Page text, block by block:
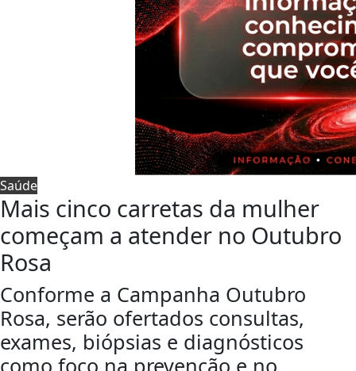
Saúde
Mais cinco carretas da mulher
começam a atender no Outubro
Rosa
Conforme a Campanha Outubro
Rosa, serão ofertados consultas,
exames, biópsias e diagnósticos
como foco na prevenção e no